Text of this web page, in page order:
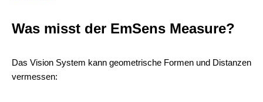
Was misst der EmSens Measure?
Das Vision System kann geometrische Formen und Distanzen
vermessen: